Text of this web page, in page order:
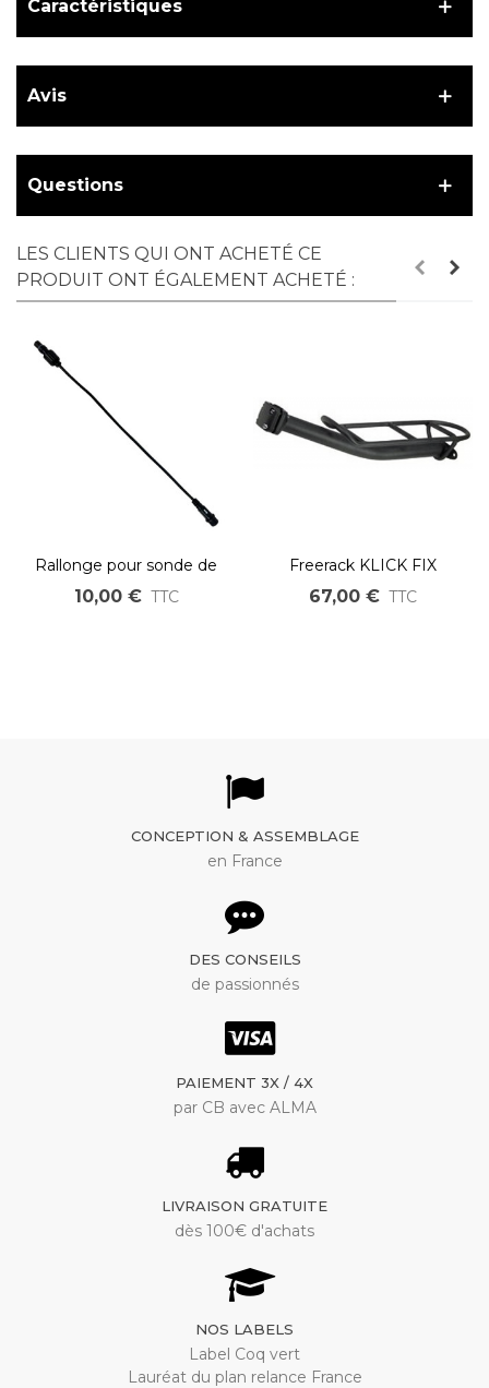
Caractéristiques
Avis
Questions
LES CLIENTS QUI ONT ACHETÉ CE
PRODUIT ONT ÉGALEMENT ACHETÉ :
Rallonge pour sonde de
vitesse moteur Bafang
BBS01, BBS02 et BBSHD
10,00 € TTC
Freerack KLICK FIX
67,00 € TTC
CONCEPTION & ASSEMBLAGE
en France
DES CONSEILS
de passionnés
PAIEMENT 3X / 4X
par CB avec ALMA
LIVRAISON GRATUITE
dès 100€ d'achats
NOS LABELS
Label Coq vert
Lauréat du plan relance France